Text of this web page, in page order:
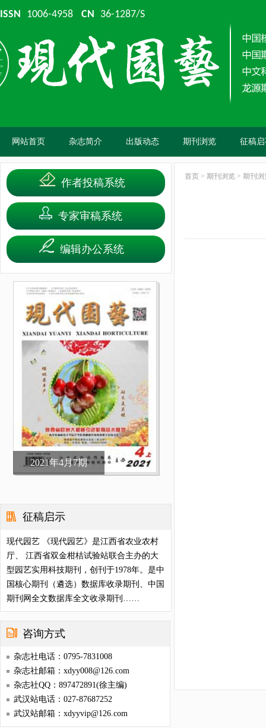
ISSN 1006-4958 CN 36-1287/S
网站首页 杂志简介 出版动态 期刊浏览 征稿
作者投稿系统
专家审稿系统
编辑办公系统
2021年4月7期
征稿启示
现代园艺 《现代园艺》是江西省农业农村
厅、 江西省双金柑桔试验站联合主办的大
型园艺实用科技期刊，创刊于1978年。是中
国核心期刊（遴选）数据库收录期刊、中国
期刊网全文数据库全文收录期刊……
咨询方式
杂志社电话：0795-7831008
杂志社邮箱：xdyy008@126.com
杂志社QQ：897472891(徐主编)
武汉站电话：027-87687252
武汉站邮箱：xdyyvip@126.com
首页 > 期刊浏览 > 期刊浏